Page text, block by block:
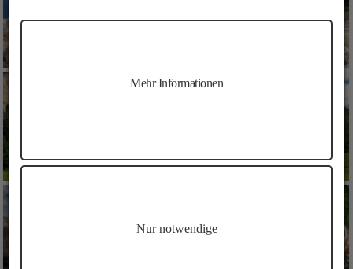
Mehr Informationen
Nur notwendige